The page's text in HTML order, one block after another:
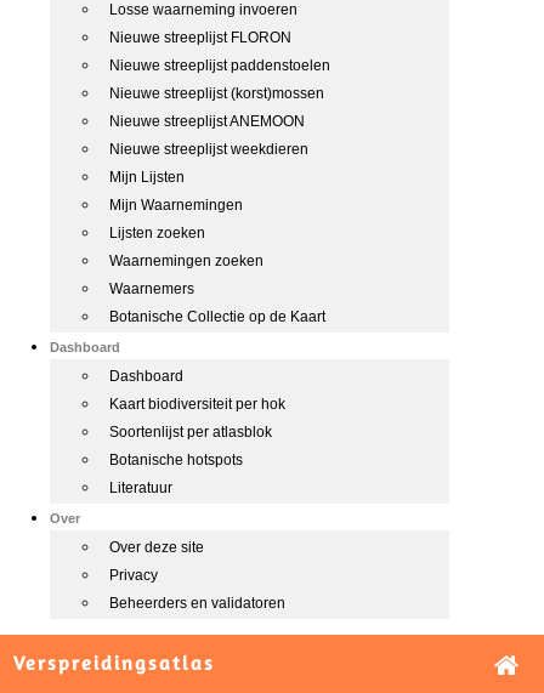
Losse waarneming invoeren
Nieuwe streeplijst FLORON
Nieuwe streeplijst paddenstoelen
Nieuwe streeplijst (korst)mossen
Nieuwe streeplijst ANEMOON
Nieuwe streeplijst weekdieren
Mijn Lijsten
Mijn Waarnemingen
Lijsten zoeken
Waarnemingen zoeken
Waarnemers
Botanische Collectie op de Kaart
Dashboard
Dashboard
Kaart biodiversiteit per hok
Soortenlijst per atlasblok
Botanische hotspots
Literatuur
Over
Over deze site
Privacy
Beheerders en validatoren
Verspreidingsatlas